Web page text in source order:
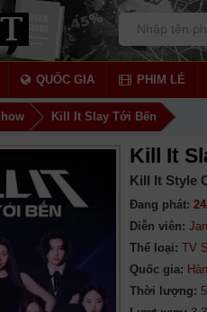
QUỐC GIA PHIM LẺ
Kill It Slay Tới Bến
Kill It
Kill It Style
Đang phát:
Diễn viên:
Thể loại: TV
Quốc gia:
Thời lượng: